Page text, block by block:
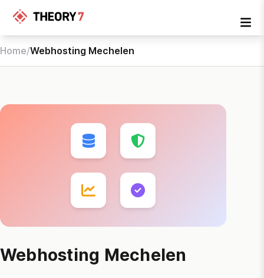
Home/Webhosting Mechelen
Webhosting Mechelen